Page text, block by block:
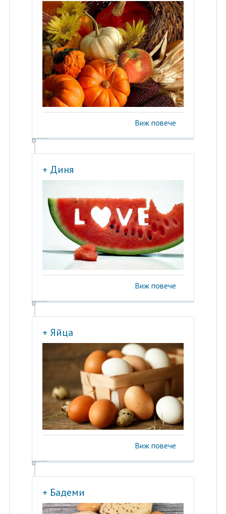
Виж повече
+ Диня
Виж повече
+ Яйца
Виж повече
+ Бадеми